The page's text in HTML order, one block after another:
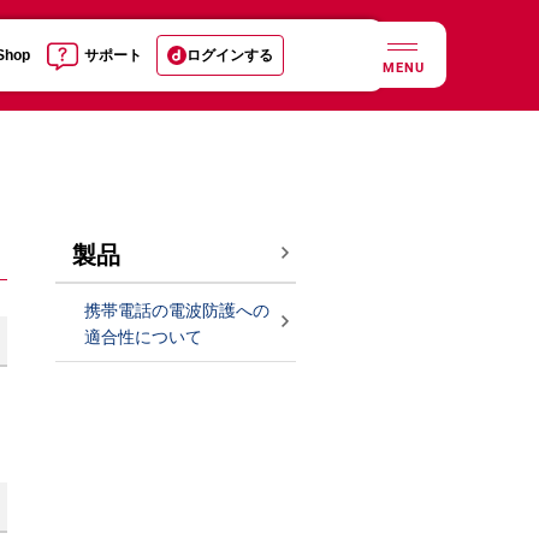
サポート ログインする
MENU
製品
携帯電話の電波防護への
適合性について